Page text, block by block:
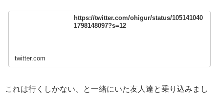
https://twitter.com/ohigur/status/105141040
1798148097?s=12
twitter.com
これは行くしかない、と一緒にいた友人達と乗り込みまし